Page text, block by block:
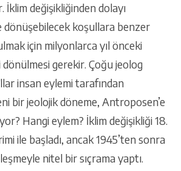
değişikliğinden dolayı
dönüşebilecek koşullara benzer
için milyonlarca yıl önceki
gerekir. Çoğu jeolog
insan eylemi tarafından
bir jeolojik döneme, Antroposen’e
Hangi eylem? İklim değişikliği 18.
ile başladı, ancak 1945’ten sonra
nitel bir sıçrama yaptı.